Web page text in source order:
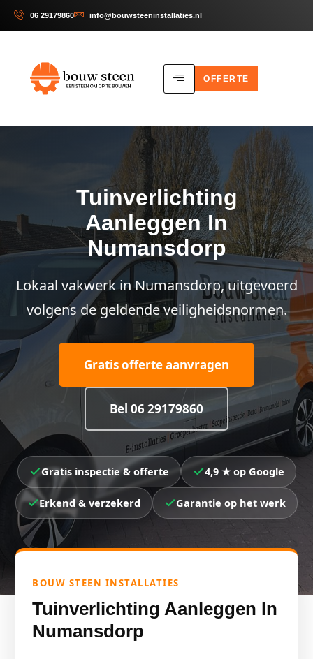
06 29179860 info@bouwsteeninstallaties.nl
OFFERTE
Tuinverlichting
Aanleggen In
Numansdorp
Lokaal vakwerk in Numansdorp, uitgevoerd
volgens de geldende veiligheidsnormen.
Gratis offerte aanvragen
Bel 06 29179860
Gratis inspectie & offerte 4,9 ★ op Google
Erkend & verzekerd Garantie op het werk
BOUW STEEN INSTALLATIES
Tuinverlichting Aanleggen In
Numansdorp